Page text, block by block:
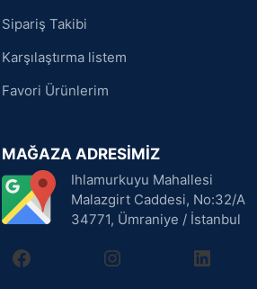
Sipariş Takibi
Karşılaştırma listem
Favori Ürünlerim
MAĞAZA ADRESİMİZ
Ihlamurkuyu Mahallesi
Malazgirt Caddesi, No:32/A
34771, Ümraniye / İstanbul
facebookinstagramlinkedin